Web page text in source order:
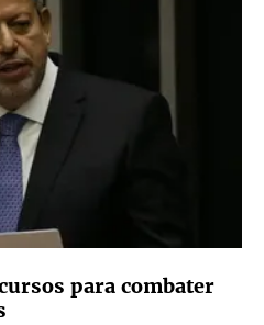
para combater